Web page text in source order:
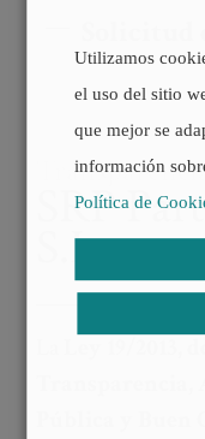
SRP
S.L.
Transparencia,
Utilizamos
el uso del sitio
que mejor se
información
Política de